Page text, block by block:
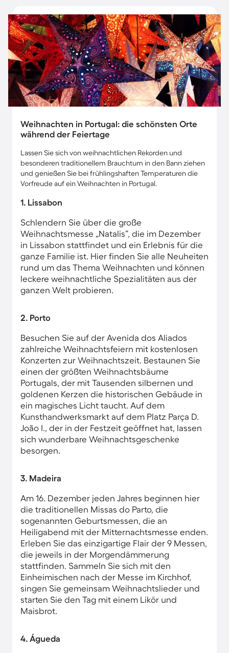
Weihnachten in Portugal: die schönsten Orte
während der Feiertage
Lassen Sie sich von weihnachtlichen Rekorden und
besonderen traditionellem Brauchtum in den Bann ziehen
und genießen Sie bei frühlingshaften Temperaturen die
Vorfreude auf ein Weihnachten in Portugal.
1. Lissabon
Schlendern Sie über die große
Weihnachtsmesse „Natalis“, die im Dezember
in Lissabon stattfindet und ein Erlebnis für die
ganze Familie ist. Hier finden Sie alle Neuheiten
rund um das Thema Weihnachten und können
leckere weihnachtliche Spezialitäten aus der
ganzen Welt probieren.
2. Porto
Besuchen Sie auf der Avenida dos Aliados
zahlreiche Weihnachtsfeiern mit kostenlosen
Konzerten zur Weihnachtszeit. Bestaunen Sie
einen der größten Weihnachtsbäume
Portugals, der mit Tausenden silbernen und
goldenen Kerzen die historischen Gebäude in
ein magisches Licht taucht. Auf dem
Kunsthandwerksmarkt auf dem Platz Parça D.
João I., der in der Festzeit geöffnet hat, lassen
sich wunderbare Weihnachtsgeschenke
besorgen.
3. Madeira
Am 16. Dezember jeden Jahres beginnen hier
die traditionellen Missas do Parto, die
sogenannten Geburtsmessen, die an
Heiligabend mit der Mitternachtsmesse enden.
Erleben Sie das einzigartige Flair der 9 Messen,
die jeweils in der Morgendämmerung
stattfinden. Sammeln Sie sich mit den
Einheimischen nach der Messe im Kirchhof,
singen Sie gemeinsam Weihnachtslieder und
starten Sie den Tag mit einem Likör und
Maisbrot.
4. Águeda